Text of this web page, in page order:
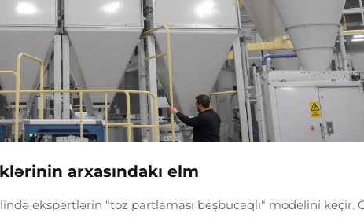
arxasındakı elm
ekspertlərin "toz partlaması beşbucaqlı" modelini keçir.